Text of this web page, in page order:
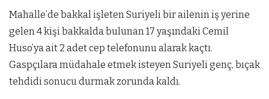
Mahalle’de bakkal işleten Suriyeli bir ailenin iş yerine
gelen 4 kişi bakkalda bulunan 17 yaşındaki Cemil
Huso’ya ait 2 adet cep telefonunu alarak kaçtı.
Gaspçılara müdahale etmek isteyen Suriyeli genç, bıçak
tehdidi sonucu durmak zorunda kaldı.